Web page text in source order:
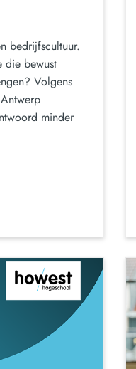
bedrijfscultuur.
die bewust
Volgens
minder